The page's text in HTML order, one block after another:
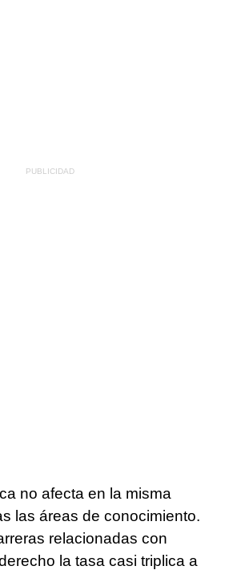
no afecta en la misma
las áreas de conocimiento.
relacionadas con
la tasa casi triplica a